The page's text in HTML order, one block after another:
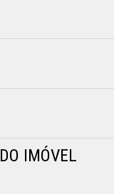
DO IMÓVEL